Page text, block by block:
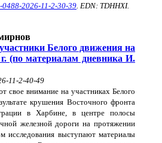
2026-11-2-30-39 . EDN: TDHHXI.
Белого движения на
(по материалам дневника И.
11-2-40-49
свое внимание на участниках Белого
крушения Восточного фронта
в Харбине, в центре полосы
железной дороги на протяжении
исследования выступают материалы